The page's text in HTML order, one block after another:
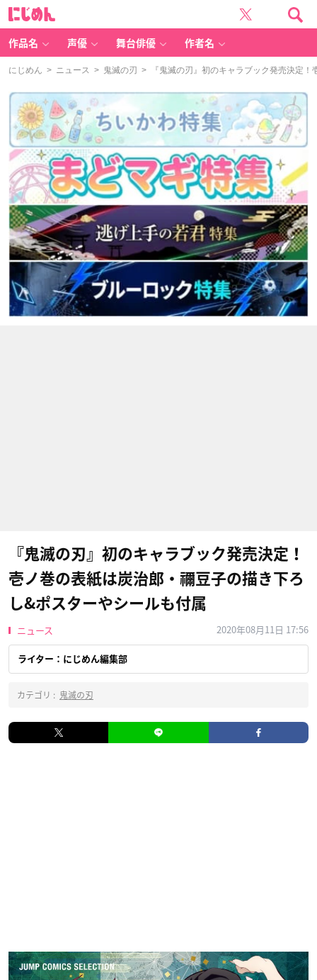
作品名 声優 舞台俳優 作者名
にじめん > ニュース > 鬼滅の刃 > 『鬼滅の刃』初のキャラブック発売決定！
『鬼滅の刃』初のキャラブック発売決定！
壱ノ巻の表紙は炭治郎・禰豆子の描き下ろ
し&ポスターやシールも付属
ニュース 2020年08月11日 17:56
ライター：にじめん編集部
カテゴリ : 鬼滅の刃